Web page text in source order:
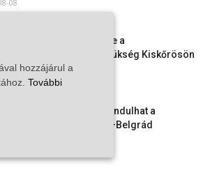
08
állásajánlatok: ezekre a
van most szükség Kiskőrösön
07
Dávid: már ősszel újraindulhat a
a Budapest–Belgrád
hozzájárul a
További